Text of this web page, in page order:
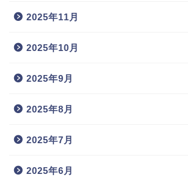
2025年11月
2025年10月
2025年9月
2025年8月
2025年7月
2025年6月